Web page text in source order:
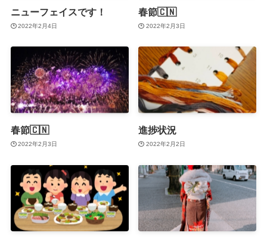
ニューフェイスです！
2022年2月4日
春節🇨🇳
2022年2月3日
春節🇨🇳
2022年2月3日
進捗状況
2022年2月2日